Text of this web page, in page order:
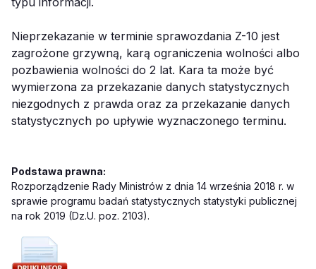
Nieprzekazanie w terminie sprawozdania Z-10 jest
zagrożone grzywną, karą ograniczenia wolności albo
pozbawienia wolności do 2 lat. Kara ta może być
wymierzona za przekazanie danych statystycznych
niezgodnych z prawda oraz za przekazanie danych
statystycznych po upływie wyznaczonego terminu.
Podstawa prawna:
Rozporządzenie Rady Ministrów z dnia 14 września 2018 r. w
sprawie programu badań statystycznych statystyki publicznej
na rok 2019 (Dz.U. poz. 2103).